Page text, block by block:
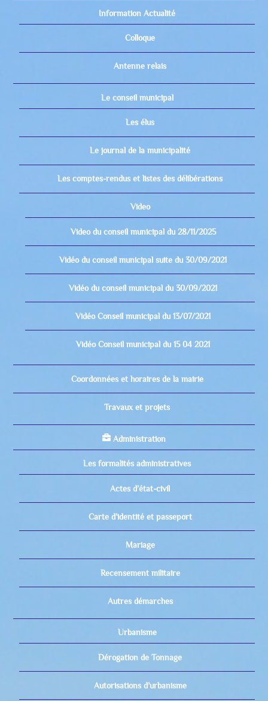
Information Actualité
Colloque
Antenne relais
Le conseil municipal
Les élus
Le journal de la municipalité
Les comptes-rendus et listes des délibérations
Video
Video du conseil municipal du 28/11/2025
Vidéo du conseil municipal suite du 30/09/2021
Vidéo du conseil municipal du 30/09/2021
Vidéo Conseil municipal du 13/07/2021
Vidéo Conseil municipal du 15 04 2021
Coordonnées et horaires de la mairie
Travaux et projets
Administration
Les formalités administratives
Actes d’état-civil
Carte d’identité et passeport
Mariage
Recensement militaire
Autres démarches
Urbanisme
Dérogation de Tonnage
Autorisations d’urbanisme